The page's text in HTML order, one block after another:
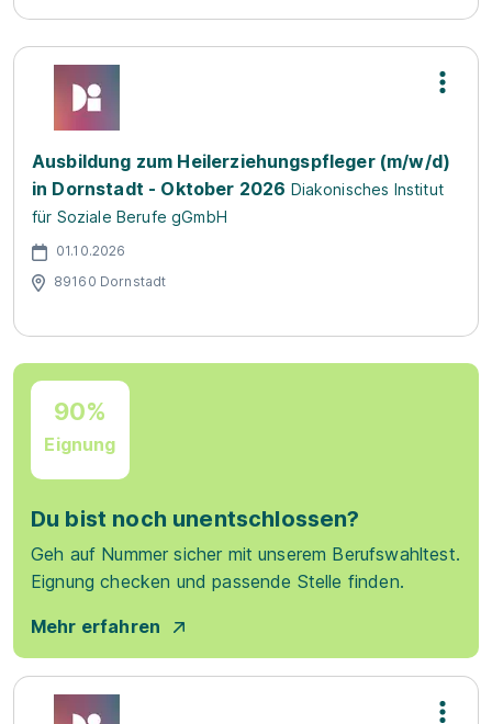
Ausbildung zum Heilerziehungspfleger (m/w/d)
in Dornstadt - Oktober 2026 Diakonisches Institut
für Soziale Berufe gGmbH
01.10.2026
89160 Dornstadt
90%
Eignung
Du bist noch unentschlossen?
Geh auf Nummer sicher mit unserem Berufswahltest.
Eignung checken und passende Stelle finden.
Mehr erfahren